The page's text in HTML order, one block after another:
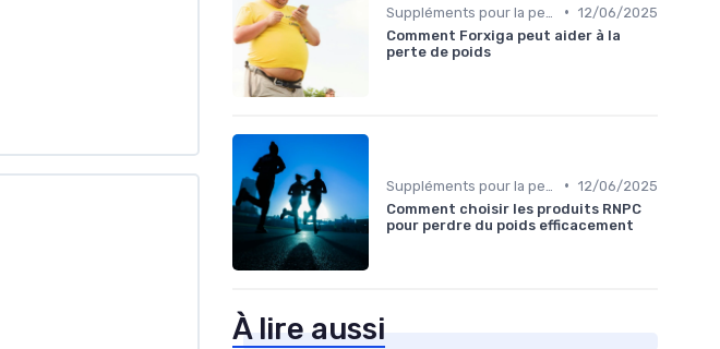
• 12/06/2025
Comment Forxiga peut aider à la
perte de poids
• 12/06/2025
Comment choisir les produits RNPC
pour perdre du poids efficacement
À lire aussi